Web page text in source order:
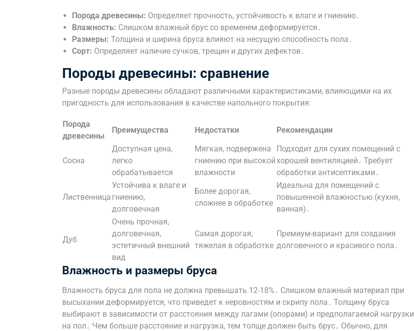
Порода древесины: Определяет прочность, устойчивость к влаге и гниению․
Влажность: Слишком влажный брус со временем деформируется․
Размеры: Толщина и ширина бруса влияют на несущую способность пола․
Сорт: Определяет наличие сучков, трещин и других дефектов․
Породы древесины: сравнение
Разные породы древесины обладают различными характеристиками, влияющими на их
пригодность для использования в качестве напольного покрытия:
Порода
древесины
Преимущества Недостатки Рекомендации
Сосна
Доступная цена,
легко
обрабатывается
Мягкая, подвержена
гниению при высокой
влажности
Подходит для сухих помещений с
хорошей вентиляцией․ Требует
обработки антисептиками․
Лиственница
Устойчива к влаге и
гниению,
долговечная
Более дорогая,
сложнее в обработке
Идеальна для помещений с
повышенной влажностью (кухня,
ванная)․
Дуб
Очень прочная,
долговечная,
эстетичный внешний
вид
Самая дорогая,
тяжелая в обработке
Премиум-вариант для создания
долговечного и красивого пола․
Влажность и размеры бруса
Влажность бруса для пола не должна превышать 12-18%․ Слишком влажный материал при
высыхании деформируется, что приведет к неровностям и скрипу пола․ Толщину бруса
выбирают в зависимости от расстояния между лагами (опорами) и предполагаемой нагрузки
на пол․ Чем больше расстояние и нагрузка, тем толще должен быть брус․ Обычно, для